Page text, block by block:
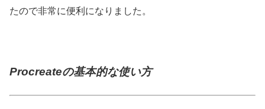
たので非常に便利になりました。
Procreateの基本的な使い方